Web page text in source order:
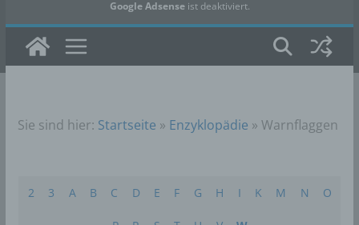
Google Adsenseist deaktiviert.
✓ Erlauben Datenschutzbedingungen
Sie sind hier: Startseite » Enzyklopädie » Warnflaggen
2 3 A B C D E F G H I K M N O